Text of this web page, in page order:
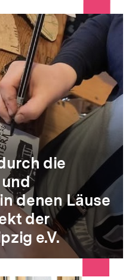
die
denen Läuse
der
e.V.